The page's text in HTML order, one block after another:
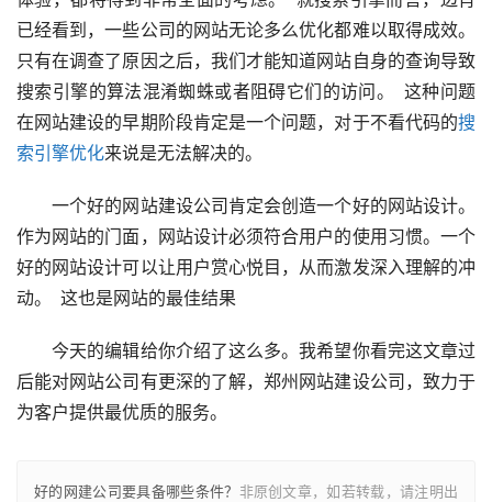
已经看到，一些公司的网站无论多么优化都难以取得成效。
只有在调查了原因之后，我们才能知道网站自身的查询导致
搜索引擎的算法混淆蜘蛛或者阻碍它们的访问。  这种问题
在网站建设的早期阶段肯定是一个问题，对于不看代码的搜
索引擎优化来说是无法解决的。
一个好的网站建设公司肯定会创造一个好的网站设计。
作为网站的门面，网站设计必须符合用户的使用习惯。一个
好的网站设计可以让用户赏心悦目，从而激发深入理解的冲
动。  这也是网站的最佳结果
今天的编辑给你介绍了这么多。我希望你看完这文章过
后能对网站公司有更深的了解，郑州网站建设公司，致力于
为客户提供最优质的服务。
好的网建公司要具备哪些条件？ 非原创文章，如若转载，请注明出